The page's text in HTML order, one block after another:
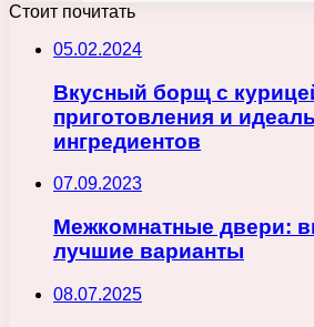
Стоит почитать
05.02.2024
Вкусный борщ с
приготовления и
ингредиентов
07.09.2023
Межкомнатные двери:
лучшие варианты
08.07.2025